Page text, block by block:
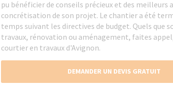
pu bénéficier de conseils précieux et des meilleurs
concrétisation de son projet. Le chantier a été
temps suivant les directives de budget. Quels que
travaux, rénovation ou aménagement, faites
courtier en travaux d'Avignon.
DEMANDER UN DEVIS GRATUIT